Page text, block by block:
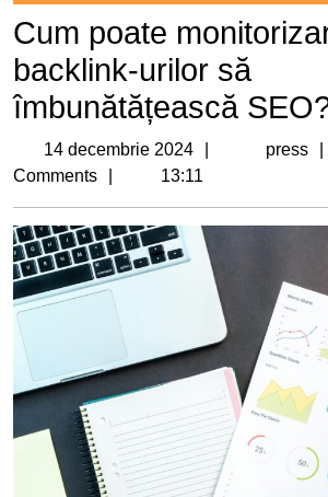
Cum poate
backlink-urilor să
îmbunătățească
14 decembrie 2024 press
Comments
13:11